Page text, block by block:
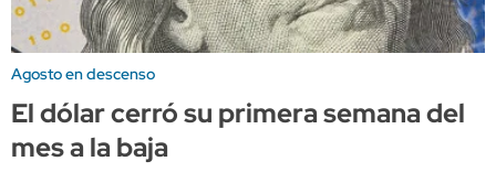
Agosto en descenso
El dólar cerró su primera semana del
mes a la baja